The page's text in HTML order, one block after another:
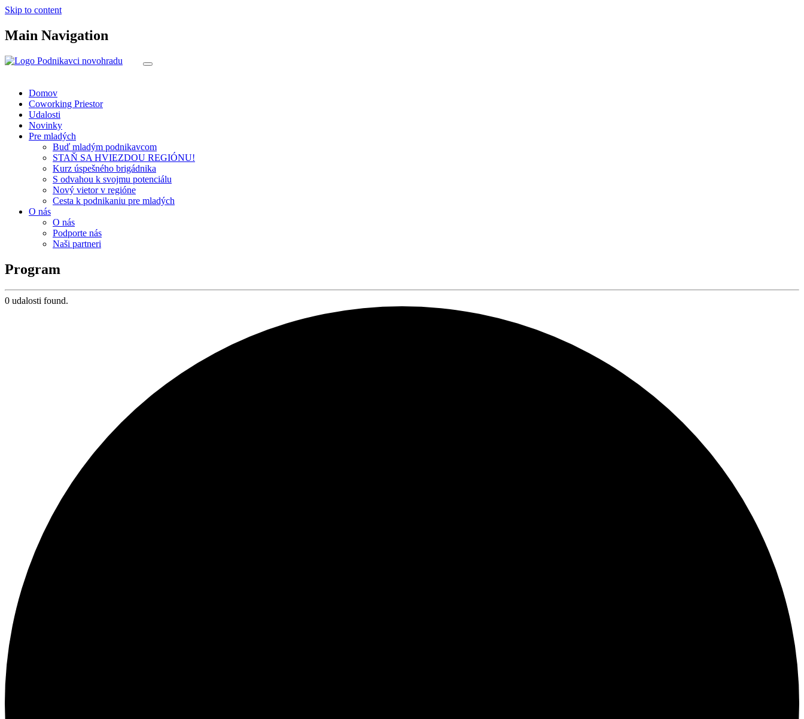
Skip to content
Main Navigation
Domov
Coworking Priestor
Udalosti
Novinky
Pre mladých
Buď mladým podnikavcom
STAŇ SA HVIEZDOU REGIÓNU!
Kurz úspešného brigádnika
S odvahou k svojmu potenciálu
Nový vietor v regióne
Cesta k podnikaniu pre mladých
O nás
O nás
Podporte nás
Naši partneri
Program
0 udalosti found.